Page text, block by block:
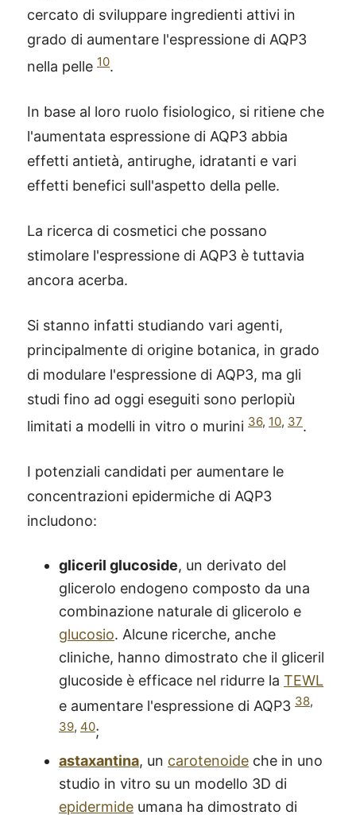
cercato di sviluppare ingredienti attivi in
grado di aumentare l'espressione di AQP3
nella pelle 10.
In base al loro ruolo fisiologico, si ritiene che
l'aumentata espressione di AQP3 abbia
effetti antietà, antirughe, idratanti e vari
effetti benefici sull'aspetto della pelle.
La ricerca di cosmetici che possano
stimolare l'espressione di AQP3 è tuttavia
ancora acerba.
Si stanno infatti studiando vari agenti,
principalmente di origine botanica, in grado
di modulare l'espressione di AQP3, ma gli
studi fino ad oggi eseguiti sono perlopiù
limitati a modelli in vitro o murini 36, 10, 37.
I potenziali candidati per aumentare le
concentrazioni epidermiche di AQP3
includono:
gliceril glucoside, un derivato del
glicerolo endogeno composto da una
combinazione naturale di glicerolo e
glucosio. Alcune ricerche, anche
cliniche, hanno dimostrato che il gliceril
glucoside è efficace nel ridurre la TEWL
e aumentare l'espressione di AQP3 38,
39, 40;
astaxantina, un carotenoide che in uno
studio in vitro su un modello 3D di
epidermide umana ha dimostrato di